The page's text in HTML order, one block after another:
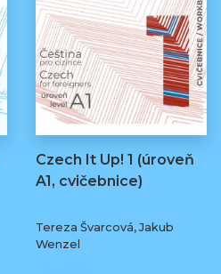
Czech It Up! 1 (úroveň
A1, cvičebnice)
Tereza Švarcová, Jakub
Wenzel